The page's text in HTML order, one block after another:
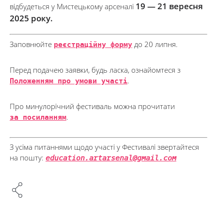
відбудеться у Мистецькому арсеналі 19 — 21 вересня
2025 року.
Заповнюйте реєстраційну форму до 20 липня.
Перед подачею заявки, будь ласка, ознайомтеся з
Положенням про умови участі.
Про минулорічний фестиваль можна прочитати
за посиланням.
З усіма питаннями щодо участі у Фестивалі звертайтеся
на пошту: education.artarsenal@gmail.com